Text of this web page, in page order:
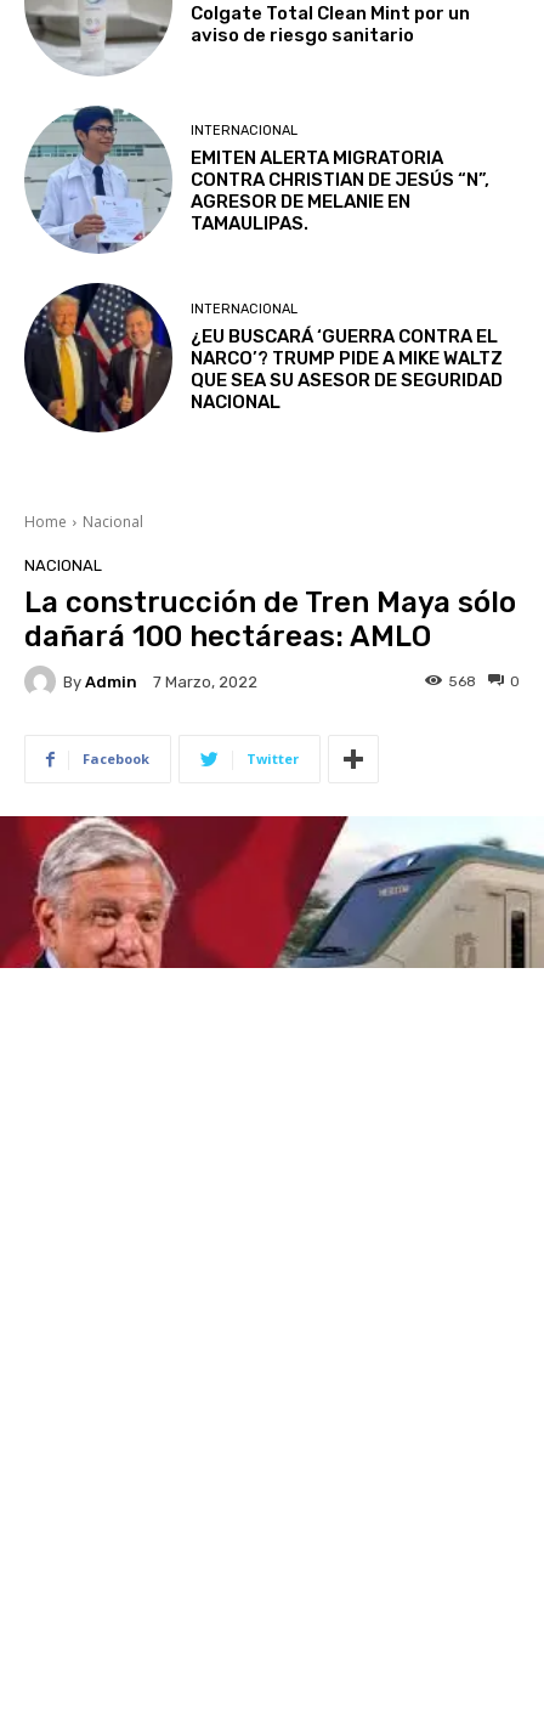
Colgate Total Clean Mint por un
aviso de riesgo sanitario
INTERNACIONAL
EMITEN ALERTA MIGRATORIA
CONTRA CHRISTIAN DE JESÚS “N”,
AGRESOR DE MELANIE EN
TAMAULIPAS.
INTERNACIONAL
¿EU BUSCARÁ ‘GUERRA CONTRA EL
NARCO’? TRUMP PIDE A MIKE WALTZ
QUE SEA SU ASESOR DE SEGURIDAD
NACIONAL